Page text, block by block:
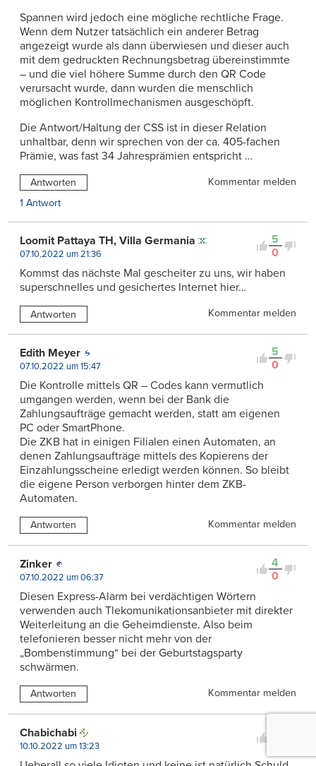
Spannen wird jedoch eine mögliche rechtliche Frage.
Wenn dem Nutzer tatsächlich ein anderer Betrag
angezeigt wurde als dann überwiesen und dieser auch
mit dem gedruckten Rechnungsbetrag übereinstimmte
– und die viel höhere Summe durch den QR Code
verursacht wurde, dann wurden die menschlich
möglichen Kontrollmechanismen ausgeschöpft.
Die Antwort/Haltung der CSS ist in dieser Relation
unhaltbar, denn wir sprechen von der ca. 405-fachen
Prämie, was fast 34 Jahresprämien entspricht …
Antworten
Kommentar melden
1 Antwort
5
0
Loomit Pattaya TH, Villa Germania
07.10.2022 um 21:36
Kommst das nächste Mal gescheiter zu uns, wir haben
superschnelles und gesichertes Internet hier…
Antworten Kommentar melden
5
0
Edith Meyer
07.10.2022 um 15:47
Die Kontrolle mittels QR – Codes kann vermutlich
umgangen werden, wenn bei der Bank die
Zahlungsaufträge gemacht werden, statt am eigenen
PC oder SmartPhone.
Die ZKB hat in einigen Filialen einen Automaten, an
denen Zahlungsaufträge mittels des Kopierens der
Einzahlungsscheine erledigt werden können. So bleibt
die eigene Person verborgen hinter dem ZKB-
Automaten.
Antworten Kommentar melden
4
0
Zinker
07.10.2022 um 06:37
Diesen Express-Alarm bei verdächtigen Wörtern
verwenden auch Tlekomunikationsanbieter mit direkter
Weiterleitung an die Geheimdienste. Also beim
telefonieren besser nicht mehr von der
„Bombenstimmung“ bei der Geburtstagsparty
schwärmen.
Antworten Kommentar melden
Chabichabi
10.10.2022 um 13:23